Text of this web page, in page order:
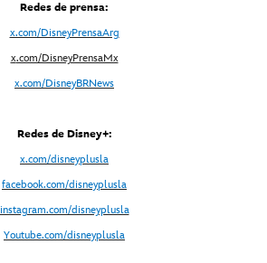
Redes de prensa:
x.com/DisneyPrensaArg
x.com/DisneyPrensaMx
x.com/DisneyBRNews
Redes de Disney+:
x.com/disneyplusla
facebook.com/disneyplusla
instagram.com/disneyplusla
Youtube.com/disneyplusla